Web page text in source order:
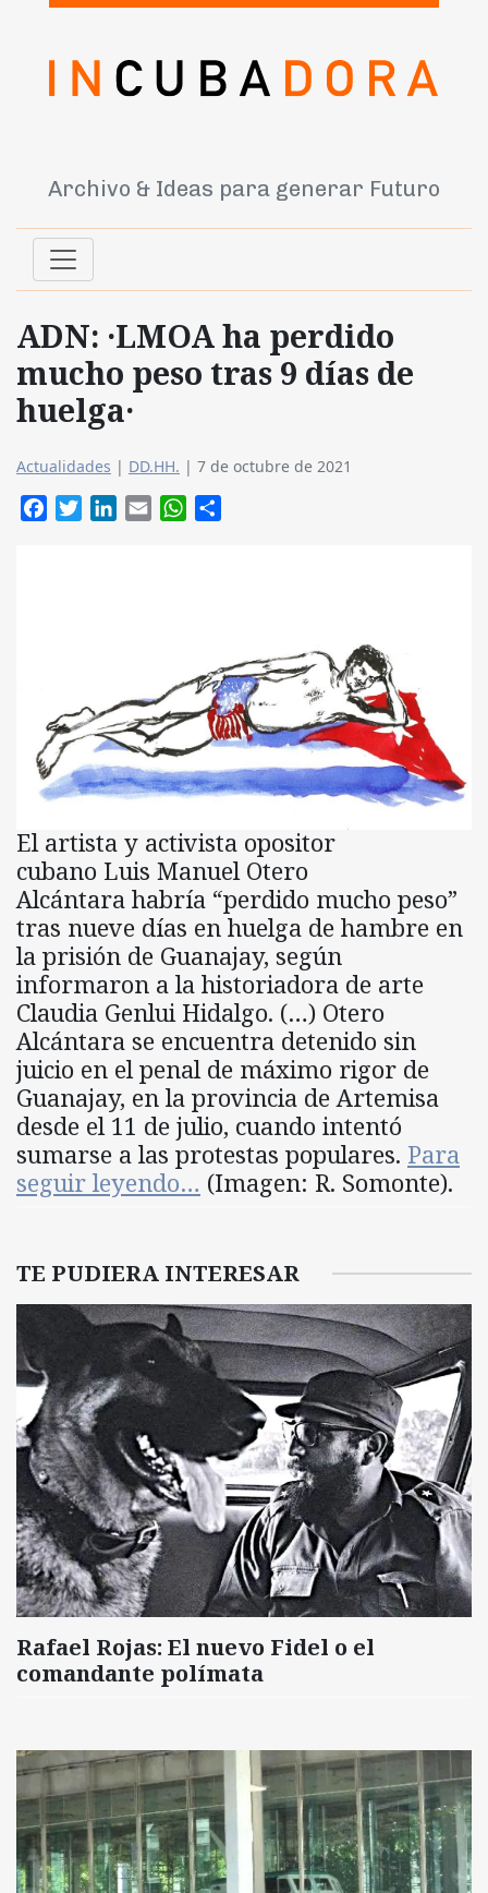
Archivo & Ideas para generar Futuro
ADN: ·LMOA ha perdido
mucho peso tras 9 días de
huelga·
Actualidades | DD.HH. | 7 de octubre de 2021
FacebookTwitterLinkedIn
Email WhatsApp
El artista y activista opositor
cubano Luis Manuel Otero
Alcántara habría “perdido mucho peso”
tras nueve días en huelga de hambre en
la prisión de Guanajay, según
informaron a la historiadora de arte
Claudia Genlui Hidalgo. (…) Otero
Alcántara se encuentra detenido sin
juicio en el penal de máximo rigor de
Guanajay, en la provincia de Artemisa
desde el 11 de julio, cuando intentó
sumarse a las protestas populares. Para
seguir leyendo… (Imagen: R. Somonte).
TE PUDIERA INTERESAR
Rafael Rojas: El nuevo Fidel o el
comandante polímata